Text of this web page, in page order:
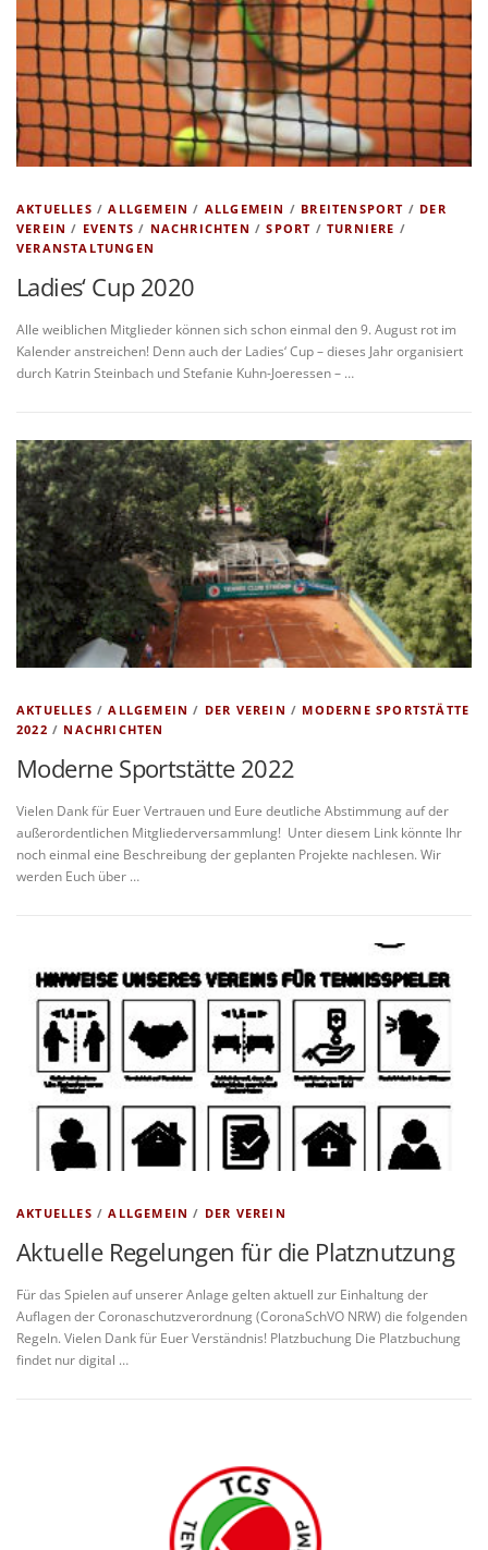
AKTUELLES /ALLGEMEIN / ALLGEMEIN / BREITENSPORT / DER
VEREIN / EVENTS / NACHRICHTEN /SPORT /TURNIERE /
VERANSTALTUNGEN
Ladies‘ Cup 2020
Alle weiblichen Mitglieder können sich schon einmal den 9. August rot im
Kalender anstreichen! Denn auch der Ladies‘ Cup – dieses Jahr organisiert
durch Katrin Steinbach und Stefanie Kuhn-Joeressen – …
AKTUELLES /ALLGEMEIN / DER VEREIN / MODERNE SPORTSTÄTTE
2022 / NACHRICHTEN
Moderne Sportstätte 2022
Vielen Dank für Euer Vertrauen und Eure deutliche Abstimmung auf der
außerordentlichen Mitgliederversammlung! Unter diesem Link könnte Ihr
noch einmal eine Beschreibung der geplanten Projekte nachlesen. Wir
werden Euch über …
AKTUELLES /ALLGEMEIN / DER VEREIN
Aktuelle Regelungen für die Platznutzung
Für das Spielen auf unserer Anlage gelten aktuell zur Einhaltung der
Auflagen der Coronaschutzverordnung (CoronaSchVO NRW) die folgenden
Regeln. Vielen Dank für Euer Verständnis! Platzbuchung Die Platzbuchung
findet nur digital …